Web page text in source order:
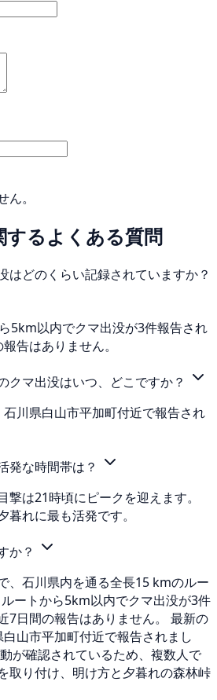
。
するよくある質問
はどのくらい記録されていますか？
5km以内でクマ出没が3件報告され
告はありません。
クマ出没はいつ、どこですか？
川県白山市平加町付近で報告され
発な時間帯は？
撃は21時頃にピークを迎えます。
れに最も活発です。
か？
、石川県内を通る全長15 kmのルー
ートから5km以内でクマ出没が3件
7日間の報告はありません。 最新の
山市平加町付近で報告されまし
が確認されているため、複数人で
取り付け、明け方と夕暮れの森林峠